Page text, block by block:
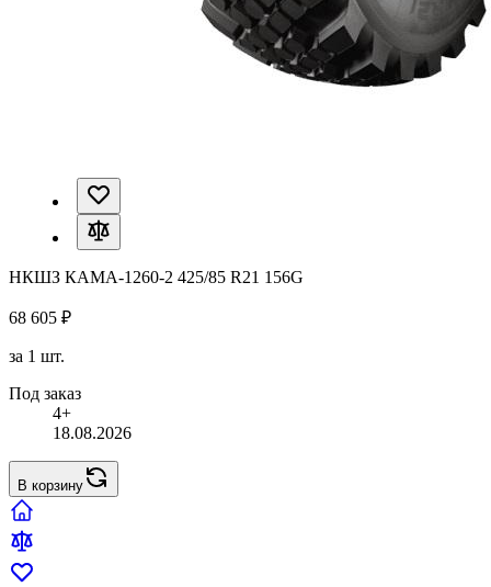
НКШЗ КАМА-1260-2 425/85 R21 156G
68 605 ₽
за 1 шт.
Под заказ
4+
18.08.2026
В корзину